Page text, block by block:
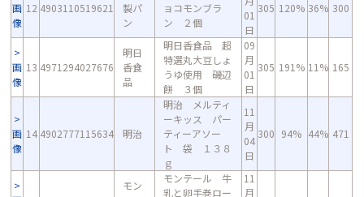
画
像
12 4903110519621
製パ
ン
ョコモンブラ
ン ２個
01
日
305 120% 36% 300
画
像
13 4971294027676
明日
香食
品
明日香食品 超
特選丸大豆しょ
うゆ使用 磯辺
餅 ３個
09
月
01
日
305 191% 11% 165
画
像
14 4902777115634 明治
明治 メルティ
ーキッス パー
ティーアソー
ト 袋 １３８
ｇ
11
月
04
日
300 94% 44% 471
モン
モンテール 牛
乳と卵手巻ロー
11
月